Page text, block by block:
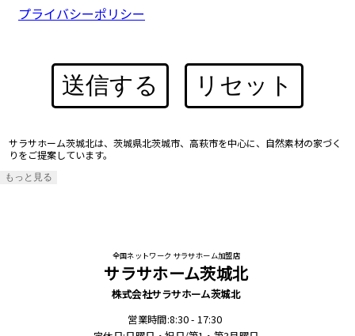
プライバシーポリシー
送信する リセット
サラサホーム茨城北は、茨城県北茨城市、高萩市を中心に、自然素材の家づく
りをご提案しています。
もっと見る
全国ネットワーク サラサホーム加盟店
サラサホーム茨城北
株式会社サラサホーム茨城北
営業時間:8:30 - 17:30